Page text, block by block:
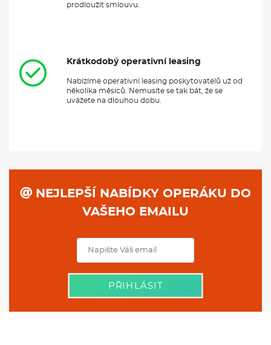
prodloužit smlouvu.
Krátkodobý operativní leasing
Nabízíme operativní leasing poskytovatelů už od
několika měsíců. Nemusíte se tak bát, že se
uvážete na dlouhou dobu.
NEJLEPŠÍ NABÍDKY OPERÁKU DO
VAŠEHO EMAILU
PŘIHLÁSIT